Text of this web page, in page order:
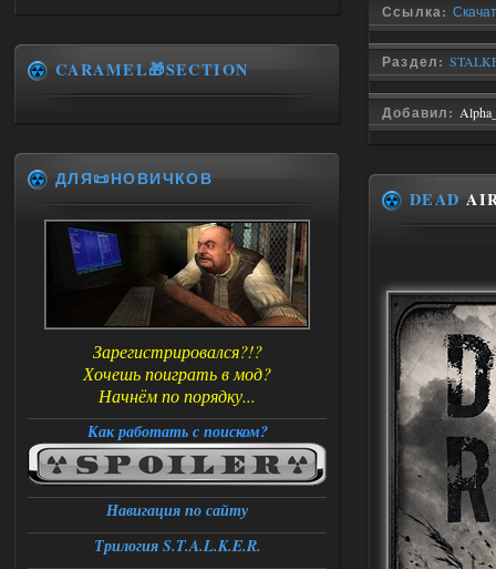
Ссылка:
Раздел:
Добавил:
DEAD
CARAMEL🎁SECTION
ДЛЯ📜НОВИЧКОВ
Зарегистрировался?!?
Хочешь поиграть в мод?
Начнём по порядку...
Как работать с поиском?
Навигация по сайту
Трилогия S.T.A.L.K.E.R.